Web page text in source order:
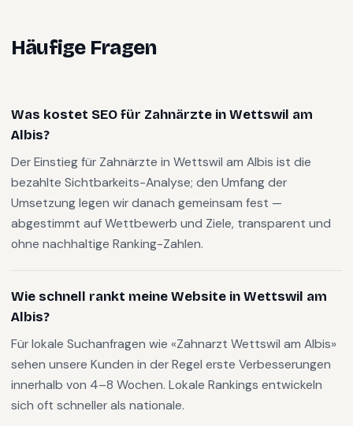
Häufige Fragen
Was kostet SEO für Zahnärzte in Wettswil am
Albis?
Der Einstieg für Zahnärzte in Wettswil am Albis ist die
bezahlte Sichtbarkeits-Analyse; den Umfang der
Umsetzung legen wir danach gemeinsam fest —
abgestimmt auf Wettbewerb und Ziele, transparent und
ohne nachhaltige Ranking-Zahlen.
Wie schnell rankt meine Website in Wettswil am
Albis?
Für lokale Suchanfragen wie «Zahnarzt Wettswil am Albis»
sehen unsere Kunden in der Regel erste Verbesserungen
innerhalb von 4–8 Wochen. Lokale Rankings entwickeln
sich oft schneller als nationale.